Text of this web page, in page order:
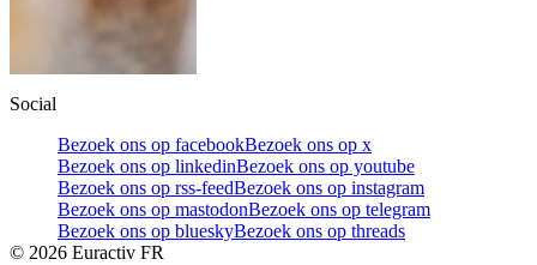
Social
Bezoek ons op facebookBezoek ons op x
Bezoek ons op linkedinBezoek ons op youtube
Bezoek ons op rss-feedBezoek ons op instagram
Bezoek ons op mastodonBezoek ons op telegram
Bezoek ons op blueskyBezoek ons op threads
© 2026 Euractiv FR